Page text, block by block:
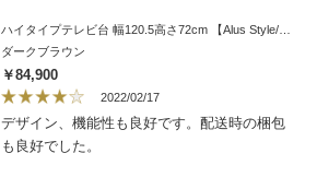
ハイタイプテレビ台 幅120.5高さ72cm 【Alus Style/アルススタイル】
ダークブラウン
￥84,900
2022/02/17
デザイン、機能性も良好です。配送時の梱包
も良好でした。